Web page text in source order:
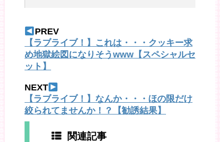
PREV
【ラブライブ！】これは・・・クッキー求
め地獄絵図になりそうwww【スペシャルセ
ット】
NEXT
【ラブライブ！】なんか・・・ほの限だけ
絞られてませんか！？【勧誘結果】
関連記事